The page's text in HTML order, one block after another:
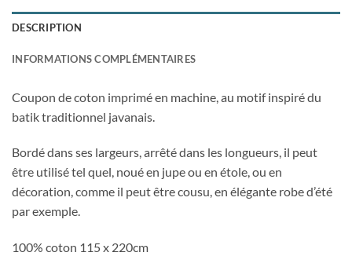
DESCRIPTION
INFORMATIONS COMPLÉMENTAIRES
Coupon de coton imprimé en machine, au motif inspiré du
batik traditionnel javanais.
Bordé dans ses largeurs, arrêté dans les longueurs, il peut
être utilisé tel quel, noué en jupe ou en étole, ou en
décoration, comme il peut être cousu, en élégante robe d’été
par exemple.
100% coton 115 x 220cm